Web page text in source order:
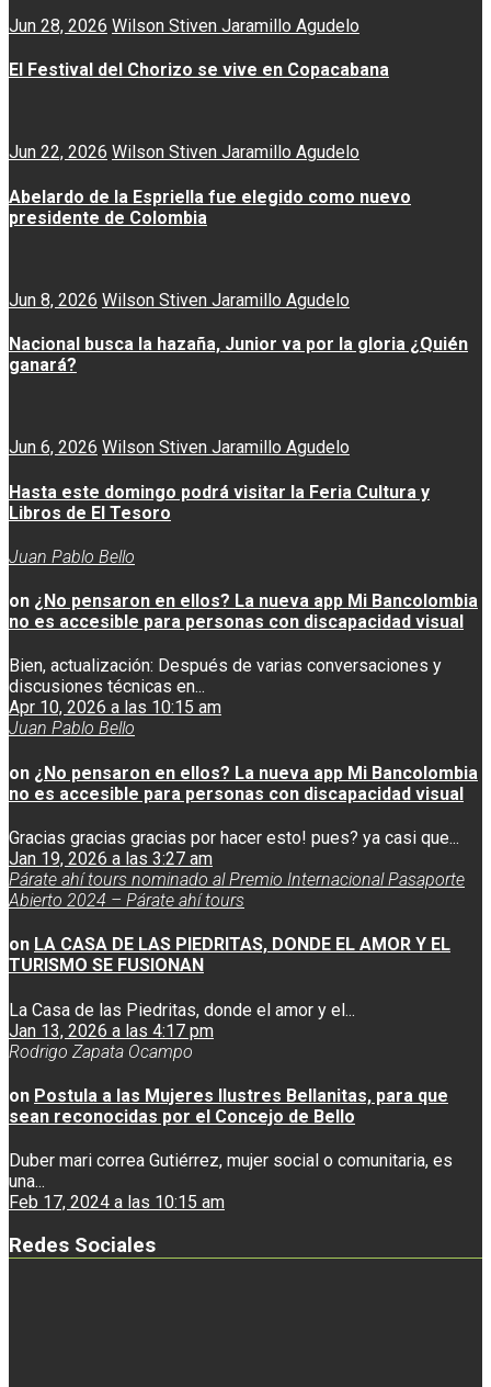
Jun 28, 2026 Wilson Stiven Jaramillo Agudelo
El Festival del Chorizo se vive en Copacabana
Jun 22, 2026 Wilson Stiven Jaramillo Agudelo
Abelardo de la Espriella fue elegido como nuevo
presidente de Colombia
Jun 8, 2026 Wilson Stiven Jaramillo Agudelo
Nacional busca la hazaña, Junior va por la gloria ¿Quién
ganará?
Jun 6, 2026 Wilson Stiven Jaramillo Agudelo
Hasta este domingo podrá visitar la Feria Cultura y
Libros de El Tesoro
Juan Pablo Bello
on ¿No pensaron en ellos? La nueva app Mi Bancolombia
no es accesible para personas con discapacidad visual
Bien, actualización: Después de varias conversaciones y
discusiones técnicas en...
Apr 10, 2026 a las 10:15 am
Juan Pablo Bello
on ¿No pensaron en ellos? La nueva app Mi Bancolombia
no es accesible para personas con discapacidad visual
Gracias gracias gracias por hacer esto! pues? ya casi que...
Jan 19, 2026 a las 3:27 am
Párate ahí tours nominado al Premio Internacional Pasaporte
Abierto 2024 – Párate ahí tours
on LA CASA DE LAS PIEDRITAS, DONDE EL AMOR Y EL
TURISMO SE FUSIONAN
La Casa de las Piedritas, donde el amor y el...
Jan 13, 2026 a las 4:17 pm
Rodrigo Zapata Ocampo
on Postula a las Mujeres Ilustres Bellanitas, para que
sean reconocidas por el Concejo de Bello
Duber mari correa Gutiérrez, mujer social o comunitaria, es
una...
Feb 17, 2024 a las 10:15 am
Redes Sociales